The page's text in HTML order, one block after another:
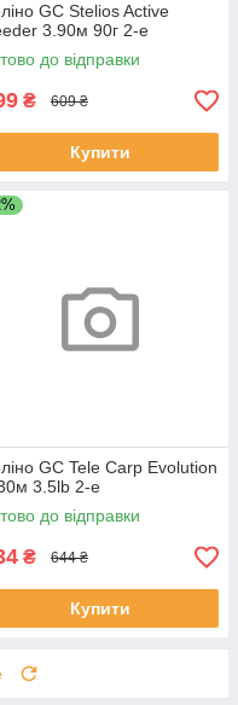
GC Stelios Active
3.90м 90г 2-е
до відправки
₴ 609 ₴
Купити
GC Tele Carp Evolution
3.5lb 2-е
до відправки
₴ 644 ₴
Купити